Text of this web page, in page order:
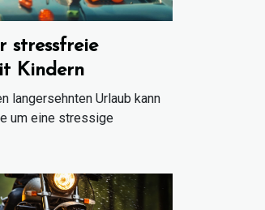
stressfreie
Kindern
langersehnten Urlaub kann
um eine stressige